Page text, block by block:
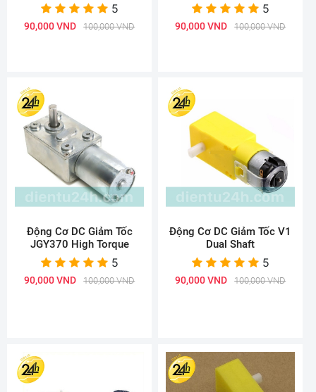
5
90,000 VND 100,000 VND
5
90,000 VND 100,000 VND
Động Cơ DC Giảm Tốc
JGY370 High Torque
5
90,000 VND 100,000 VND
Động Cơ DC Giảm Tốc V1
Dual Shaft
5
90,000 VND 100,000 VND